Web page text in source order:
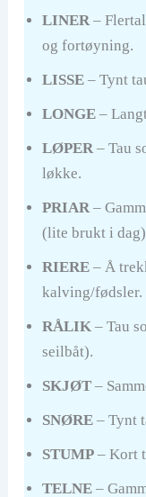
LINER–
og fortøyning.
LISSE– Tynt
LONGE–
LØPER– Tau
løkke.
PRIAR–
(lite brukt i
RIERE– Å
kalving/fødsler.
RÅLIK– Tau
seilbåt).
SKJØT–
SNØRE– Tynt
STUMP– Kort
TELNE–